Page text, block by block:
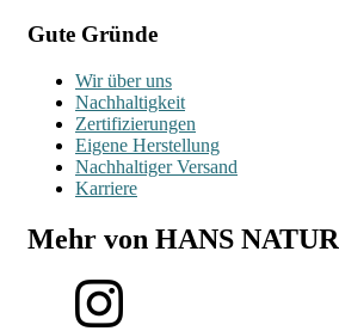
Gute Gründe
Wir über uns
Nachhaltigkeit
Zertifizierungen
Eigene Herstellung
Nachhaltiger Versand
Karriere
Mehr von HANS NATUR